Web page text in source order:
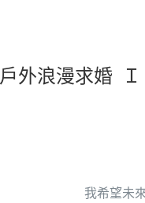
戶外浪漫求婚
我希望未